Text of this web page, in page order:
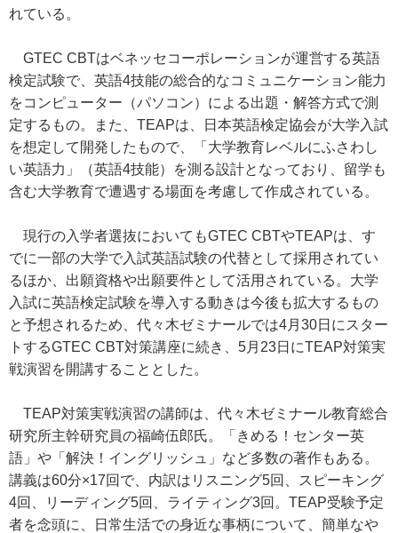
れている。
GTEC CBTはベネッセコーポレーションが運営する英語
検定試験で、英語4技能の総合的なコミュニケーション能力
をコンピューター（パソコン）による出題・解答方式で測
定するもの。また、TEAPは、日本英語検定協会が大学入試
を想定して開発したもので、「大学教育レベルにふさわし
い英語力」（英語4技能）を測る設計となっており、留学も
含む大学教育で遭遇する場面を考慮して作成されている。
現行の入学者選抜においてもGTEC CBTやTEAPは、す
でに一部の大学で入試英語試験の代替として採用されてい
るほか、出願資格や出願要件として活用されている。大学
入試に英語検定試験を導入する動きは今後も拡大するもの
と予想されるため、代々木ゼミナールでは4月30日にスター
トするGTEC CBT対策講座に続き、5月23日にTEAP対策実
戦演習を開講することとした。
TEAP対策実戦演習の講師は、代々木ゼミナール教育総合
研究所主幹研究員の福崎伍郎氏。「きめる！センター英
語」や「解決！イングリッシュ」など多数の著作もある。
講義は60分×17回で、内訳はリスニング5回、スピーキング
4回、リーディング5回、ライティング3回。TEAP受験予定
者を念頭に、日常生活での身近な事柄について、簡単なや